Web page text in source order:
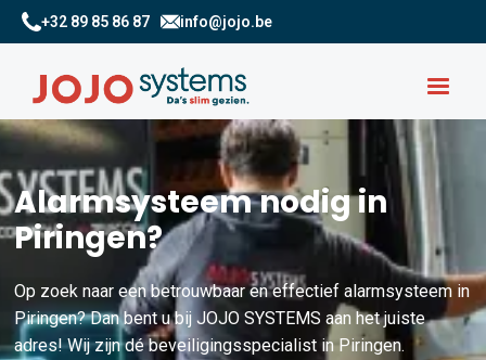
+32 89 85 86 87 info@jojo.be
Alarmsysteem nodig in
Piringen?
Op zoek naar een betrouwbaar en effectief alarmsysteem in
Piringen? Dan bent u bij JOJO SYSTEMS aan het juiste
adres! Wij zijn dé beveiligingsspecialist in Piringen.